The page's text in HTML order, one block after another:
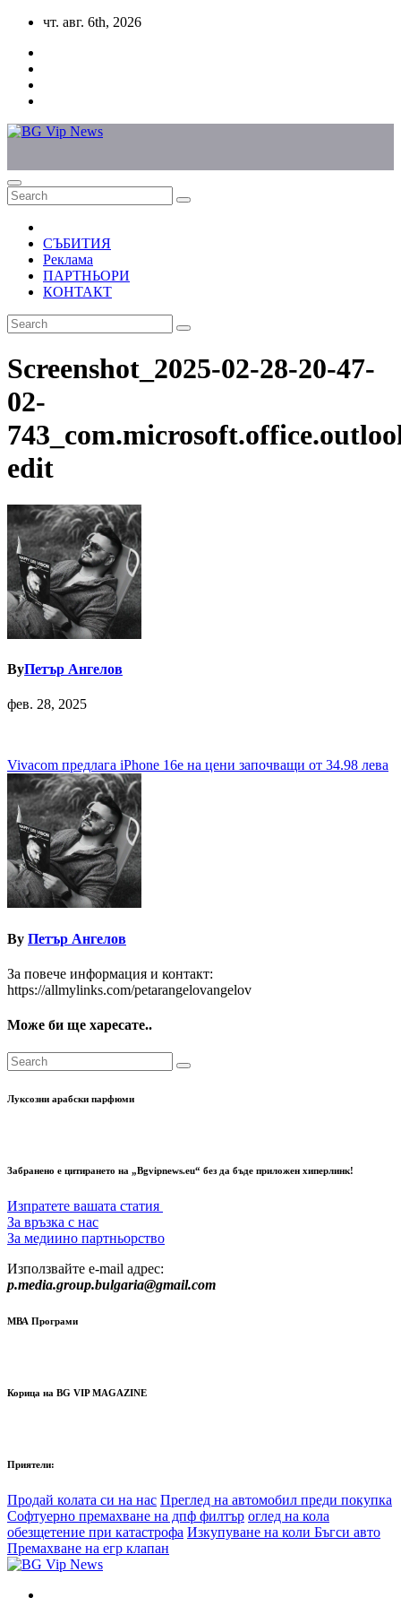
Skip
content
чт. авг. 6th, 2026
СЪБИТИЯ
Реклама
ПАРТНЬОРИ
КОНТАКТ
Screenshot_2025-02-28-20-47-
02-
edit
ByПетър Ангелов
фев. 28, 2025
Навигация
Vivacom предлага iPhone 16e на цени започващи от 34.98 лева
By Петър Ангелов
За повече информация и контакт:
https://allmylinks.com/petarangelovangelov
Може би ще харесате..
Луксозни арабски парфюми
Забранено е цитирането на „Bgvipnews.eu“ без да бъде приложен хиперлинк!
Изпратете вашата статия
За връзка с нас
За медиино партньорство
Използвайте e-mail адрес:
p.media.group.bulgaria@gmail.com
МВА Програми
Корица на BG VIP MAGAZINE
Приятели:
Продай колата си на нас Преглед на автомобил преди покупка
Софтуерно премахване на дпф филтър оглед на кола
обезщетение при катастрофа Изкупуване на коли Бъгси авто
Премахване на егр клапан